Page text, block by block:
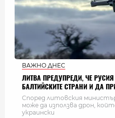
ВАЖНО ДНЕС
ЛИТВА ПРЕДУПРЕДИ, ЧЕ
БАЛТИЙСКИТЕ СТРАНИ И ДА
Според литовския
може да използва дрон,
украински